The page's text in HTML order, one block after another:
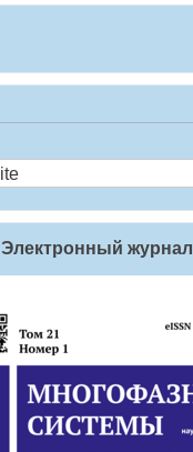
Электронный журнал